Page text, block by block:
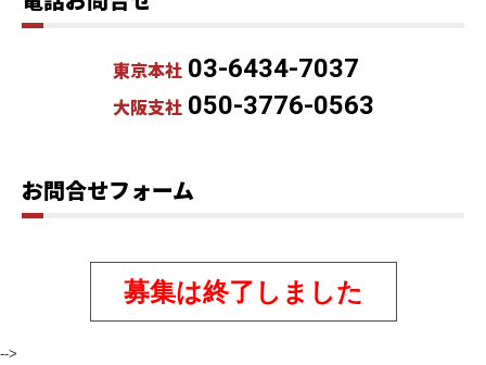
東京本社 03-6434-7037
大阪支社 050-3776-0563
お問合せフォーム
募集は終了しました
-->